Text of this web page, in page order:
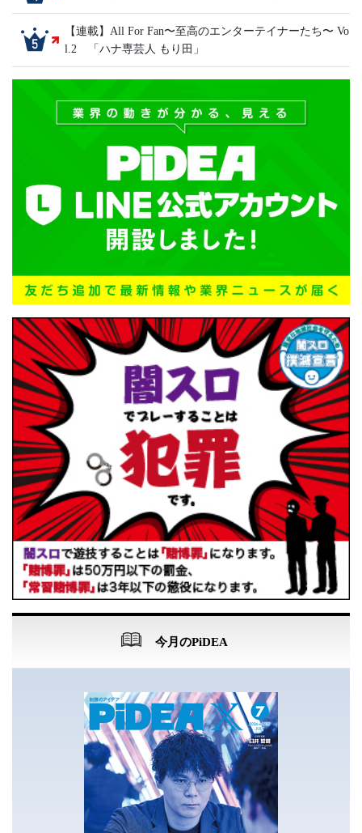
【連載】All For Fan〜至高のエンターテイナーたち〜 Vo
l.2 「ハナ専芸人 もり田」
今月のPiDEA